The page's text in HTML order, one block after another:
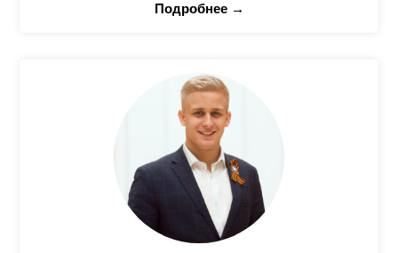
Подробнее →